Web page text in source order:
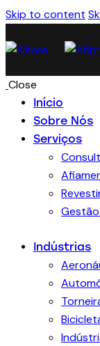
Skip to content
Close
Início
Sobre Nós
Serviços
Indústrias